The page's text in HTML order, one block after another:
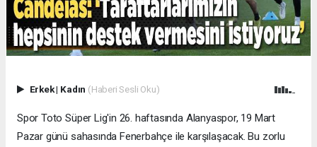
Erkek| Kadın (Haberi Sesli Oku)
Spor Toto Süper Lig'in 26. haftasında Alanyaspor, 19 Mart
Pazar günü sahasında Fenerbahçe ile karşılaşacak. Bu zorlu